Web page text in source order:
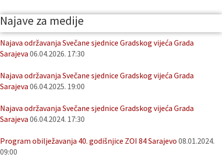
Najave za medije
Najava održavanja Svečane sjednice Gradskog vijeća Grada
Sarajeva 06.04.2026. 17:30
Najava održavanja Svečane sjednice Gradskog vijeća Grada
Sarajeva 06.04.2025. 19:00
Najava održavanja Svečane sjednice Gradskog vijeća Grada
Sarajeva 06.04.2024. 17:30
Program obilježavanja 40. godišnjice ZOI 84 Sarajevo 08.01.2024.
09:00